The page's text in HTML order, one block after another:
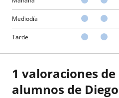
Mediodía
Tarde
1 valoraciones
alumnos de Diego